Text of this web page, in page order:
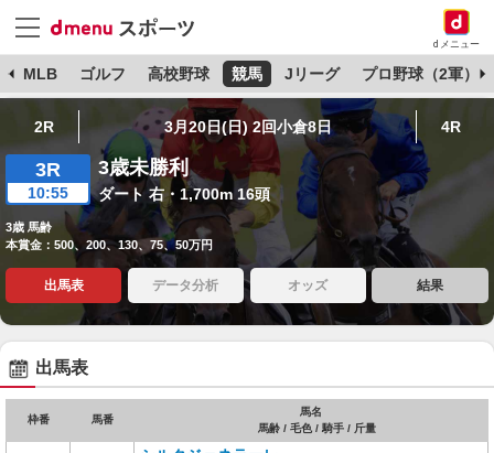
dメニュー
MLB ゴルフ 高校野球 競馬 Jリーグ プロ野球（2軍）
2R 3月20日(日) 2回小倉8日 4R
3R
10:55
3歳未勝利
ダート 右・1,700m 16頭
3歳 馬齢
本賞金：500、200、130、75、50万円
出馬表 データ分析 オッズ 結果
出馬表
枠番 馬番
馬名
馬齢 / 毛色 / 騎手 / 斤量